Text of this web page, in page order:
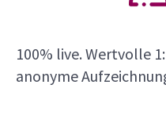
100% live. Wertvolle
anonyme